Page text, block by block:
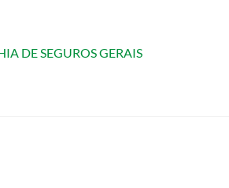
DE SEGUROS GERAIS